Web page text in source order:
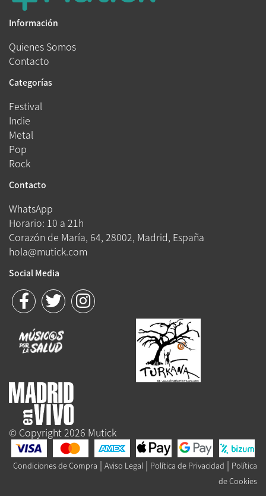
Información
Quienes Somos
Contacto
Categorías
Festival
Indie
Metal
Pop
Rock
Contacto
WhatsApp
Horario: 10 a 21h
Corazón de María, 64, 28002, Madrid, España
hola@mutick.com
Social Media
© Copyright 2026 Mutick
Condiciones de Compra | Aviso Legal | Política de Privacidad | Política
de Cookies